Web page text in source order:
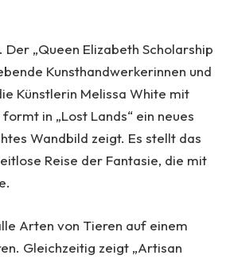
„Queen Elizabeth Scholarship
Kunsthandwerkerinnen und
Künstlerin Melissa White mit
in „Lost Lands“ ein neues
Wandbild zeigt. Es stellt das
Reise der Fantasie, die mit
Arten von Tieren auf einem
Gleichzeitig zeigt „Artisan